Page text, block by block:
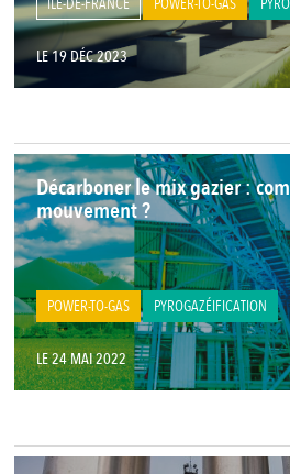
LE 19 DÉC 2023
Décarboner le mix gazier :
mouvement ?
POWER-TO-GAS PYROGAZÉIFICATION
LE 24 MAI 2022